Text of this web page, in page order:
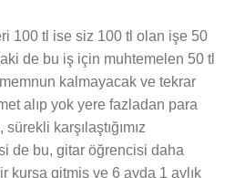
100 tl ise siz 100 tl olan işe 50
de bu iş için muhtemelen 50 tl
memnun kalmayacak ve tekrar
alıp yok yere fazladan para
sürekli karşılaştığımız
de bu, gitar öğrencisi daha
kursa gitmiş ve 6 ayda 1 aylık